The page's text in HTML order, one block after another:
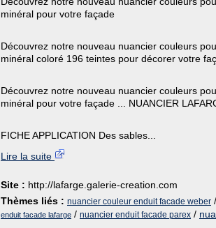
minéral pour votre façade
Découvrez notre nouveau nuancier couleurs
minéral coloré 196 teintes pour décorer votre
Découvrez notre nouveau nuancier couleurs
minéral pour votre façade ... NUANCIER
FICHE APPLICATION Des sables...
Lire la suite
Site : http://lafarge.galerie-creation.com
Thèmes liés : nuancier couleur enduit facade weber /
enduit facade lafarge / nuancier enduit facade parex /